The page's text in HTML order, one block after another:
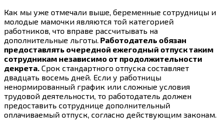
Как мы уже отмечали выше, беременные сотрудницы и
молодые мамочки являются той категорией
работников, что вправе рассчитывать на
дополнительные льготы. Работодатель обязан
предоставлять очередной ежегодный отпуск таким
сотрудникам независимо от продолжительности
декрета. Срок стандартного отпуска составляет
двадцать восемь дней. Если у работницы
ненормированный график или сложные условия
трудовой деятельности, то работодатель должен
предоставить сотруднице дополнительный
оплачиваемый отпуск, согласно действующим законам.